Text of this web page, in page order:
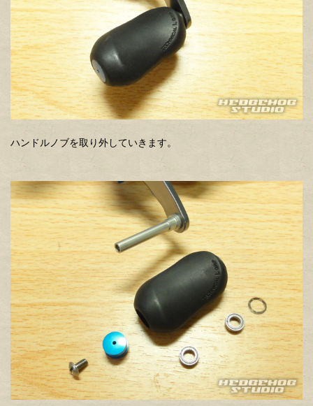
ハンドルノブを取り外していきます。